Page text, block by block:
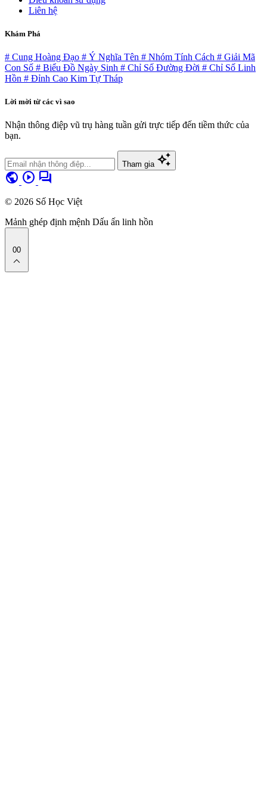
Liên hệ
Khám Phá
# Cung Hoàng Đạo # Ý Nghĩa Tên # Nhóm Tính Cách # Giải Mã
Con Số # Biểu Đồ Ngày Sinh # Chỉ Số Đường Đời # Chỉ Số Linh
Hồn # Đỉnh Cao Kim Tự Tháp
Lời mời từ các vì sao
Nhận thông điệp vũ trụ hàng tuần gửi trực tiếp đến tiềm thức của
bạn.
Tham gia auto_awesome
public play_circle forum
© 2026 Số Học Việt
Mảnh ghép định mệnh Dấu ấn linh hồn
00
expand_less